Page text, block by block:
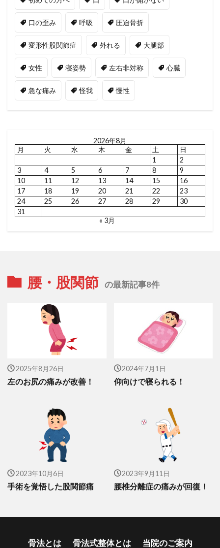
口の歪み 呼吸 圧迫骨折
変形性股関節症 外れる 大腿部
女性 寝姿勢 左右非対称 心臓
急な痛み 怪我 慢性
2026年8月
月
火 水 木 金 土
日
1
2
3
4 5 6 7 8
9
10
11 12 13 14 15
16
17
18 19 20 21 22
23
24
25 26 27 28 29
30
31
« 3月
腰・股関節 の最新記事8件
2025年8月26日
左のお尻の痛みが改善！
2024年7月1日
仰向けで寝られる！
2023年10月6日
手術を覚悟した股関節痛
2023年9月11日
腰椎分離症の痛みが回復！
骨法とは 骨法式整体とは 当院のご案内